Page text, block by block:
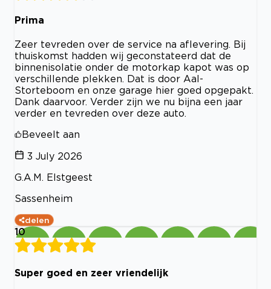
Prima
Zeer tevreden over de service na aflevering. Bij
thuiskomst hadden wij geconstateerd dat de
binnenisolatie onder de motorkap kapot was op
verschillende plekken. Dat is door Aal-
Storteboom en onze garage hier goed opgepakt.
Dank daarvoor. Verder zijn we nu bijna een jaar
verder en tevreden over deze auto.
Beveelt aan
3 July 2026
G.A.M. Elstgeest
Sassenheim
delen
10
Super goed en zeer vriendelijk